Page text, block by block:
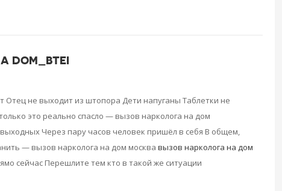
DOM_BTEI
Отец не выходит из штопора Дети напуганы Таблетки не
это реально спасло — вызов нарколога на дом
выходных Через пару часов человек пришёл в себя В общем,
— вызов нарколога на дом москва вызов нарколога на дом
сейчас Перешлите тем кто в такой же ситуации